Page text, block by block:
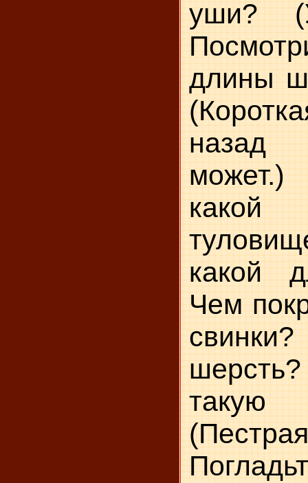
уши?
длины
назад
может.)
какой
Чем
свинки?
такую